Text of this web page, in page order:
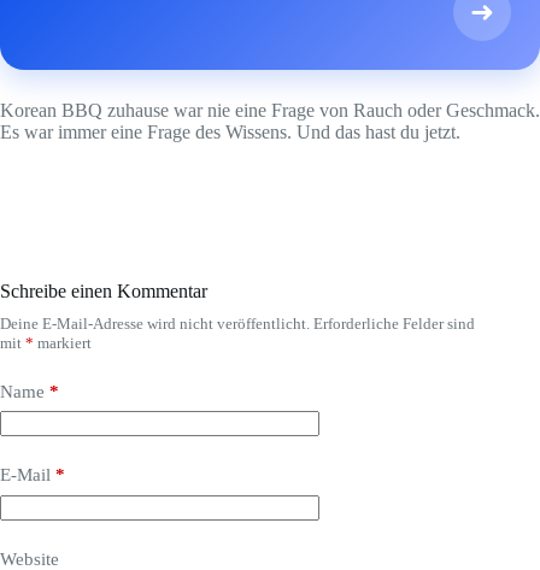
➜
Korean BBQ zuhause war nie eine Frage von Rauch oder Geschmack.
Es war immer eine Frage des Wissens. Und das hast du jetzt.
Schreibe einen Kommentar
Deine E-Mail-Adresse wird nicht veröffentlicht. Erforderliche Felder sind
mit * markiert
Name *
E-Mail *
Website